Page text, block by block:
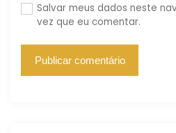
Salvar meus dados neste
vez que eu comentar.